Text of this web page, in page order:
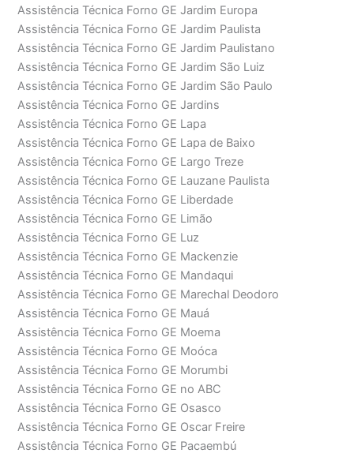
Assistência Técnica Forno GE Jardim Europa
Assistência Técnica Forno GE Jardim Paulista
Assistência Técnica Forno GE Jardim Paulistano
Assistência Técnica Forno GE Jardim São Luiz
Assistência Técnica Forno GE Jardim São Paulo
Assistência Técnica Forno GE Jardins
Assistência Técnica Forno GE Lapa
Assistência Técnica Forno GE Lapa de Baixo
Assistência Técnica Forno GE Largo Treze
Assistência Técnica Forno GE Lauzane Paulista
Assistência Técnica Forno GE Liberdade
Assistência Técnica Forno GE Limão
Assistência Técnica Forno GE Luz
Assistência Técnica Forno GE Mackenzie
Assistência Técnica Forno GE Mandaqui
Assistência Técnica Forno GE Marechal Deodoro
Assistência Técnica Forno GE Mauá
Assistência Técnica Forno GE Moema
Assistência Técnica Forno GE Moóca
Assistência Técnica Forno GE Morumbi
Assistência Técnica Forno GE no ABC
Assistência Técnica Forno GE Osasco
Assistência Técnica Forno GE Oscar Freire
Assistência Técnica Forno GE Pacaembú